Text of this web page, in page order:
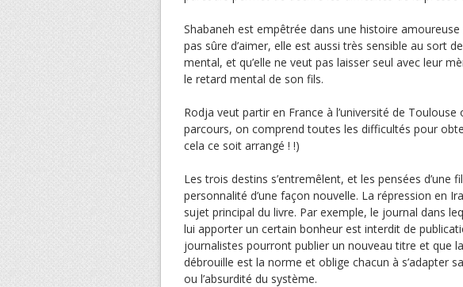
Shabaneh est empêtrée dans une histoire amoureuse
pas sûre d’aimer, elle est aussi très sensible au sort
mental, et qu’elle ne veut pas laisser seul avec leur
le retard mental de son fils.
Rodja veut partir en France à l’université de
parcours, on comprend toutes les difficultés pour
cela ce soit arrangé ! !)
Les trois destins s’entremêlent, et les pensées d’une
personnalité d’une façon nouvelle. La répression en
sujet principal du livre. Par exemple, le journal dans
lui apporter un certain bonheur est interdit de
journalistes pourront publier un nouveau titre et que
débrouille est la norme et oblige chacun à s’adapter
ou l’absurdité du système.